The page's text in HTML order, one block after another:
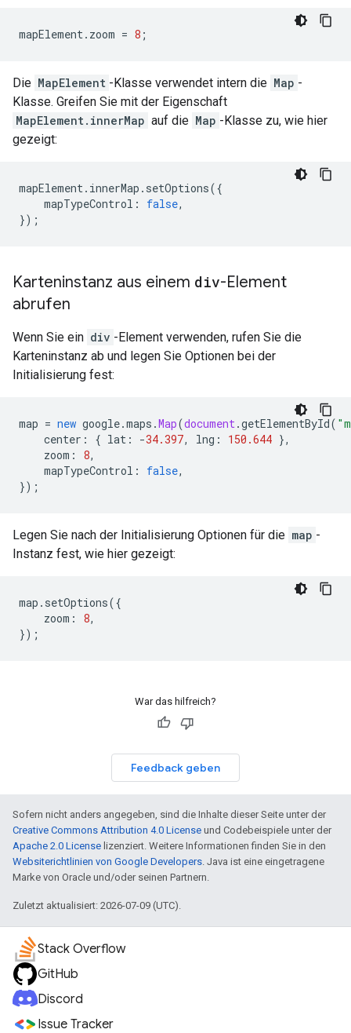
mapElement. zoom = 8 ;
Die MapElement -Klasse verwendet intern die Map -
Klasse. Greifen Sie mit der Eigenschaft
MapElement.innerMap auf die Map -Klasse zu, wie hier
gezeigt:
mapElement. innerMap . setOptions({
mapTypeControl : false,
});
Karteninstanz aus einem div-Element
abrufen
Wenn Sie ein div -Element verwenden, rufen Sie die
Karteninstanz ab und legen Sie Optionen bei der
Initialisierung fest:
map = new google.maps .Map(document.getElementById(
center : { lat : -34.397, lng : 150.644 },
zoom : 8,
mapTypeControl : false,
});
Legen Sie nach der Initialisierung Optionen für die map -
Instanz fest, wie hier gezeigt:
map . setOptions({
zoom : 8,
});
War das hilfreich?
Feedback geben
Sofern nicht anders angegeben, sind die Inhalte dieser Seite unter der
Creative Commons Attribution 4.0 License und Codebeispiele unter der
Apache 2.0 License lizenziert. Weitere Informationen finden Sie in den
Websiterichtlinien von Google Developers. Java ist eine eingetragene
Marke von Oracle und/oder seinen Partnern.
Zuletzt aktualisiert: 2026-07-09 (UTC).
Stack Overflow
GitHub
Discord
Issue Tracker